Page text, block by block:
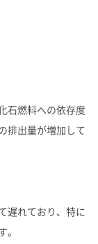
石燃料への依存度
排出量が増加して
遅れており、特に